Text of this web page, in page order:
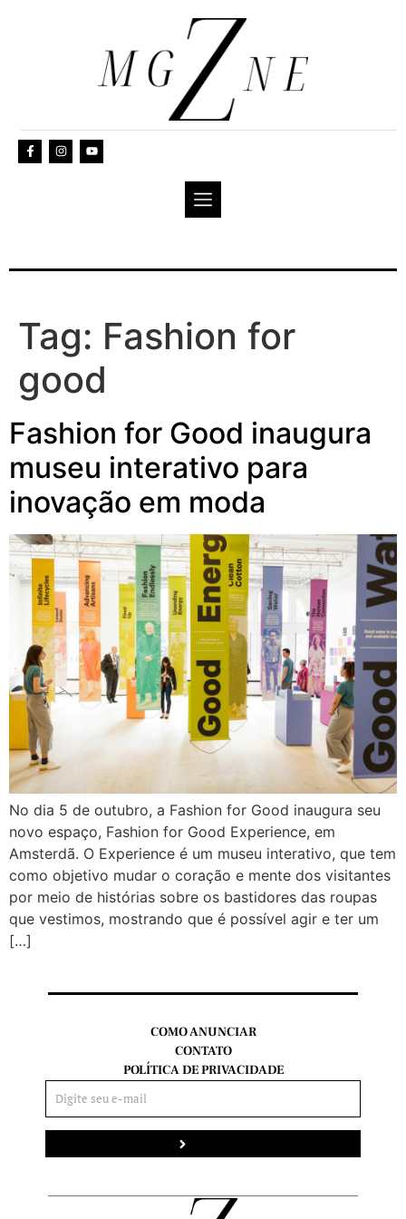
Tag: Fashion for
good
Fashion for Good inaugura
museu interativo para
inovação em moda
No dia 5 de outubro, a Fashion for Good inaugura seu
novo espaço, Fashion for Good Experience, em
Amsterdã. O Experience é um museu interativo, que tem
como objetivo mudar o coração e mente dos visitantes
por meio de histórias sobre os bastidores das roupas
que vestimos, mostrando que é possível agir e ter um
[…]
COMO ANUNCIAR
CONTATO
POLÍTICA DE PRIVACIDADE